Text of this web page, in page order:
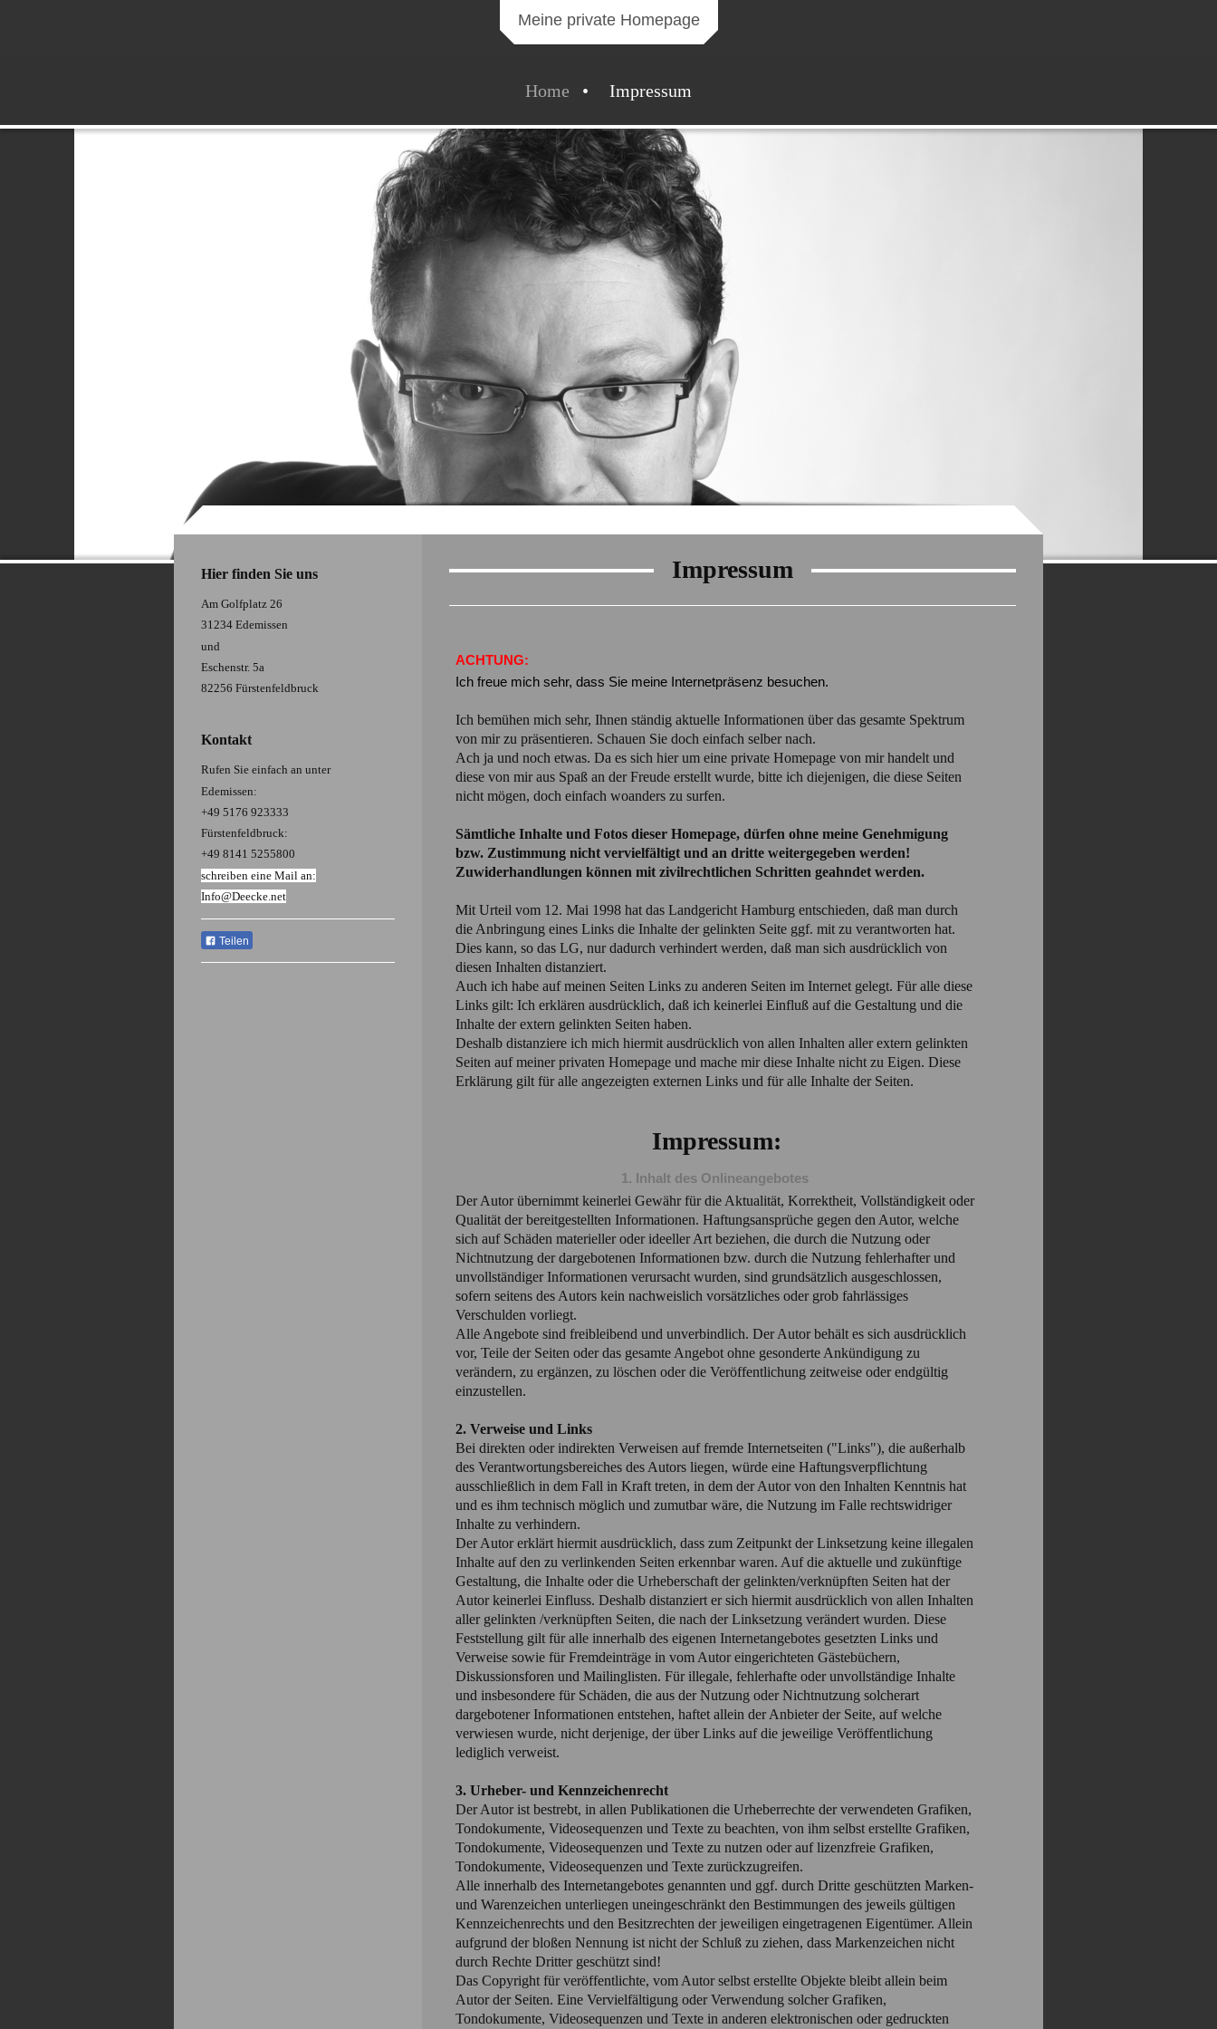
Meine private Homepage
Home Impressum
Impressum
ACHTUNG:
Ich freue mich sehr, dass Sie meine Internetpräsenz besuchen.
Ich bemühen mich sehr, Ihnen ständig aktuelle Informationen über das gesamte Spektrum
von mir zu präsentieren. Schauen Sie doch einfach selber nach.
Ach ja und noch etwas. Da es sich hier um eine private Homepage von mir handelt und
diese von mir aus Spaß an der Freude erstellt wurde, bitte ich diejenigen, die diese Seiten
nicht mögen, doch einfach woanders zu surfen.
Sämtliche Inhalte und Fotos dieser Homepage, dürfen ohne meine Genehmigung
bzw. Zustimmung nicht vervielfältigt und an dritte weitergegeben werden!
Zuwiderhandlungen können mit zivilrechtlichen Schritten geahndet werden.
Mit Urteil vom 12. Mai 1998 hat das Landgericht Hamburg entschieden, daß man durch
die Anbringung eines Links die Inhalte der gelinkten Seite ggf. mit zu verantworten hat.
Dies kann, so das LG, nur dadurch verhindert werden, daß man sich ausdrücklich von
diesen Inhalten distanziert.
Auch ich habe auf meinen Seiten Links zu anderen Seiten im Internet gelegt. Für alle diese
Links gilt: Ich erklären ausdrücklich, daß ich keinerlei Einfluß auf die Gestaltung und die
Inhalte der extern gelinkten Seiten haben.
Deshalb distanziere ich mich hiermit ausdrücklich von allen Inhalten aller extern gelinkten
Seiten auf meiner privaten Homepage und mache mir diese Inhalte nicht zu Eigen. Diese
Erklärung gilt für alle angezeigten externen Links und für alle Inhalte der Seiten.
Impressum:
1. Inhalt des Onlineangebotes
Der Autor übernimmt keinerlei Gewähr für die Aktualität, Korrektheit, Vollständigkeit oder
Qualität der bereitgestellten Informationen. Haftungsansprüche gegen den Autor, welche
sich auf Schäden materieller oder ideeller Art beziehen, die durch die Nutzung oder
Nichtnutzung der dargebotenen Informationen bzw. durch die Nutzung fehlerhafter und
unvollständiger Informationen verursacht wurden, sind grundsätzlich ausgeschlossen,
sofern seitens des Autors kein nachweislich vorsätzliches oder grob fahrlässiges
Verschulden vorliegt.
Alle Angebote sind freibleibend und unverbindlich. Der Autor behält es sich ausdrücklich
vor, Teile der Seiten oder das gesamte Angebot ohne gesonderte Ankündigung zu
verändern, zu ergänzen, zu löschen oder die Veröffentlichung zeitweise oder endgültig
einzustellen.
2. Verweise und Links
Bei direkten oder indirekten Verweisen auf fremde Internetseiten ("Links"), die außerhalb
des Verantwortungsbereiches des Autors liegen, würde eine Haftungsverpflichtung
ausschließlich in dem Fall in Kraft treten, in dem der Autor von den Inhalten Kenntnis hat
und es ihm technisch möglich und zumutbar wäre, die Nutzung im Falle rechtswidriger
Inhalte zu verhindern.
Der Autor erklärt hiermit ausdrücklich, dass zum Zeitpunkt der Linksetzung keine illegalen
Inhalte auf den zu verlinkenden Seiten erkennbar waren. Auf die aktuelle und zukünftige
Gestaltung, die Inhalte oder die Urheberschaft der gelinkten/verknüpften Seiten hat der
Autor keinerlei Einfluss. Deshalb distanziert er sich hiermit ausdrücklich von allen Inhalten
aller gelinkten /verknüpften Seiten, die nach der Linksetzung verändert wurden. Diese
Feststellung gilt für alle innerhalb des eigenen Internetangebotes gesetzten Links und
Verweise sowie für Fremdeinträge in vom Autor eingerichteten Gästebüchern,
Diskussionsforen und Mailinglisten. Für illegale, fehlerhafte oder unvollständige Inhalte
und insbesondere für Schäden, die aus der Nutzung oder Nichtnutzung solcherart
dargebotener Informationen entstehen, haftet allein der Anbieter der Seite, auf welche
verwiesen wurde, nicht derjenige, der über Links auf die jeweilige Veröffentlichung
lediglich verweist.
3. Urheber- und Kennzeichenrecht
Der Autor ist bestrebt, in allen Publikationen die Urheberrechte der verwendeten Grafiken,
Tondokumente, Videosequenzen und Texte zu beachten, von ihm selbst erstellte Grafiken,
Tondokumente, Videosequenzen und Texte zu nutzen oder auf lizenzfreie Grafiken,
Tondokumente, Videosequenzen und Texte zurückzugreifen.
Alle innerhalb des Internetangebotes genannten und ggf. durch Dritte geschützten Marken-
und Warenzeichen unterliegen uneingeschränkt den Bestimmungen des jeweils gültigen
Kennzeichenrechts und den Besitzrechten der jeweiligen eingetragenen Eigentümer. Allein
aufgrund der bloßen Nennung ist nicht der Schluß zu ziehen, dass Markenzeichen nicht
durch Rechte Dritter geschützt sind!
Das Copyright für veröffentlichte, vom Autor selbst erstellte Objekte bleibt allein beim
Autor der Seiten. Eine Vervielfältigung oder Verwendung solcher Grafiken,
Tondokumente, Videosequenzen und Texte in anderen elektronischen oder gedruckten
Hier finden Sie uns
Am Golfplatz 26
31234 Edemissen
und
Eschenstr. 5a
82256 Fürstenfeldbruck
Kontakt
Rufen Sie einfach an unter
Edemissen:
+49 5176 923333
Fürstenfeldbruck:
+49 8141 5255800
schreiben eine Mail an:
Info@Deecke.net
Teilen